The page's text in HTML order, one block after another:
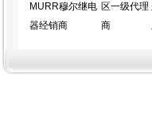
MURR穆尔继电
器经销商
区一级代理
商